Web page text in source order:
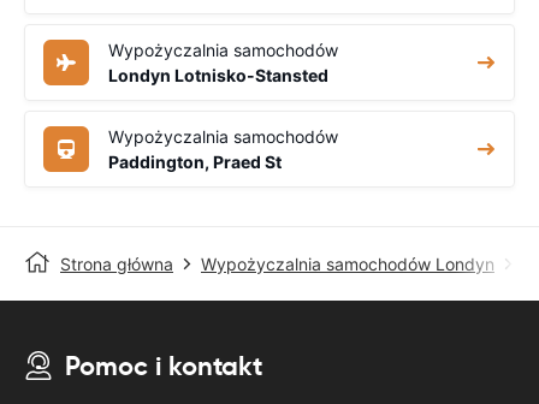
Wypożyczalnia samochodów
Londyn Lotnisko-Stansted
Wypożyczalnia samochodów
Paddington, Praed St
Strona główna Wypożyczalnia samochodów Londyn
Pomoc i kontakt